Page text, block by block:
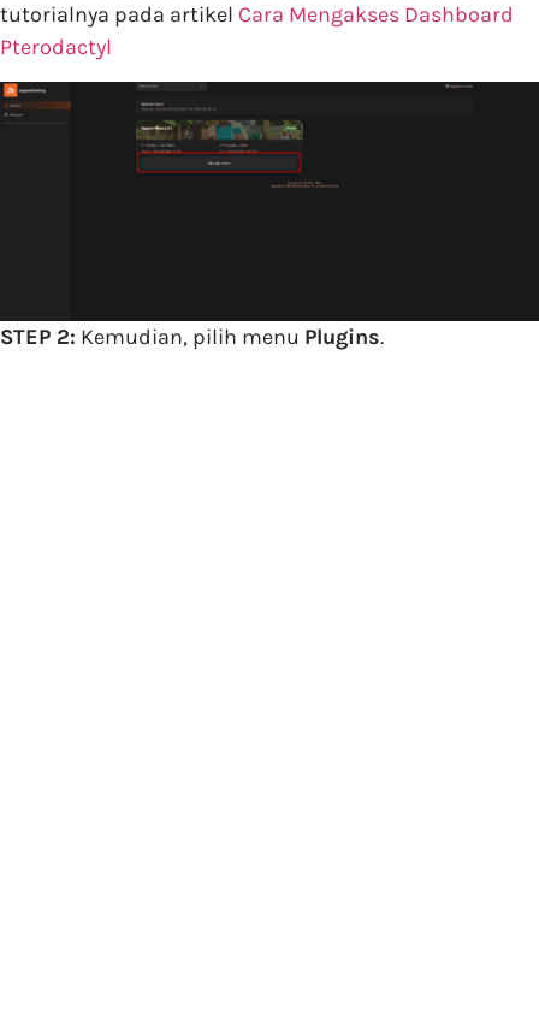
tutorialnya pada artikel Cara Mengakses Dashboard
Pterodactyl
STEP 2: Kemudian, pilih menu Plugins.